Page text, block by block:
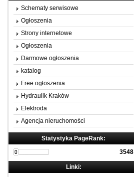
Schematy serwisowe
Ogłoszenia
Strony internetowe
Ogłoszenia
Darmowe ogłoszenia
katalog
Free ogłoszenia
Hydraulik Kraków
Elektroda
Agencja nieruchomości
Statystyka PageRank:
3548
Linki: